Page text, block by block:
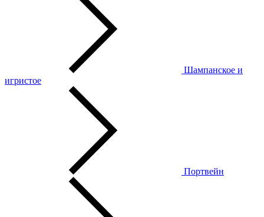
Шампанское и
игристое
Портвейн